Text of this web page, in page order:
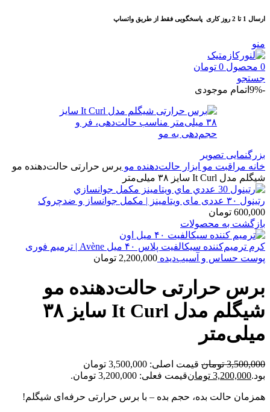
ارسال 1 تا 2 روز کاری پاسخگویی فقط از طریق واتساپ
منو
0 محصول 0 تومان
جستجو
-9%
اتمام موجودی
بزرگنمایی تصویر
خانه مراقبت مو ابزار حالت‌دهنده مو برس حرارتی حالت‌دهنده مو
شیگلم مدل It Curl سایز ۳۸ میلی‌متر
رتینول ۳۰ عددی مای ویتامینز | مکمل جوانساز و ضدچروک
600,000 تومان
بازگشت به محصولات
کرم ترمیم‌کننده سیکالفیت پلاس ۴۰ میل Avène | ترمیم فوری
پوست حساس و آسیب‌دیده 2,200,000 تومان
برس حرارتی حالت‌دهنده مو
شیگلم مدل It Curl سایز ۳۸
میلی‌متر
3,500,000 تومان
قیمت اصلی: 3,500,000 تومان
بود.3,200,000 تومانقیمت فعلی: 3,200,000 تومان.
همزمان حالت بده، حجم بده – با برس حرارتی حرفه‌ای شیگلم!